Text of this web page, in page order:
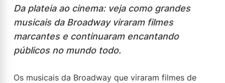
Da plateia ao cinema: veja como grandes
musicais da Broadway viraram filmes
marcantes e continuaram encantando
públicos no mundo todo.
Os musicais da Broadway que viraram filmes de